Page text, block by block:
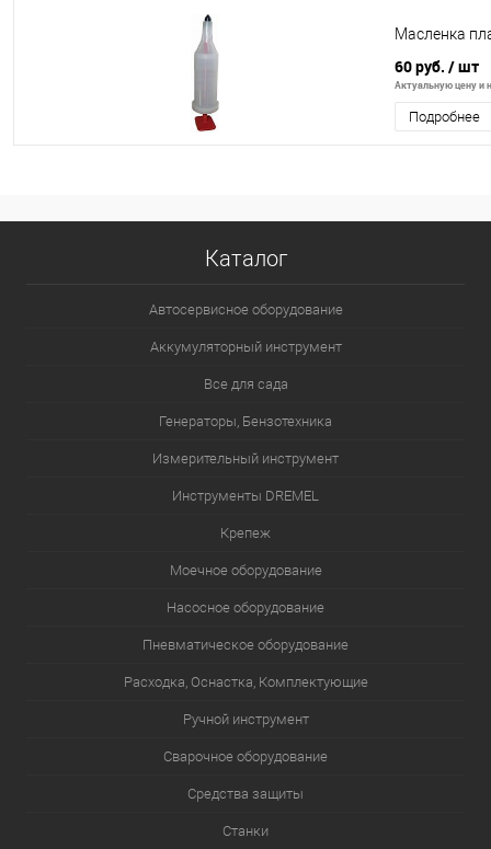
Масленка
60 руб. / шт
Актуальную цену и
Подробнее
Каталог
Автосервисное оборудование
Аккумуляторный инструмент
Все для сада
Генераторы, Бензотехника
Измерительный инструмент
Инструменты DREMEL
Крепеж
Моечное оборудование
Насосное оборудование
Пневматическое оборудование
Расходка, Оснастка, Комплектующие
Ручной инструмент
Сварочное оборудование
Средства защиты
Станки